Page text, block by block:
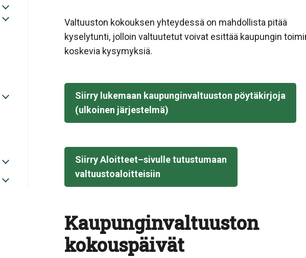
Valtuuston kokouksen yhteydessä on mahdollista pitää
kyselytunti, jolloin valtuutetut voivat esittää kaupungin
koskevia kysymyksiä.
Siirry lukemaan kaupunginvaltuuston pöytäkirjoja
(ulkoinen järjestelmä)
Siirry Aloitteet–sivulle tutustumaan
valtuustoaloitteisiin
Kaupunginvaltuuston
kokouspäivät